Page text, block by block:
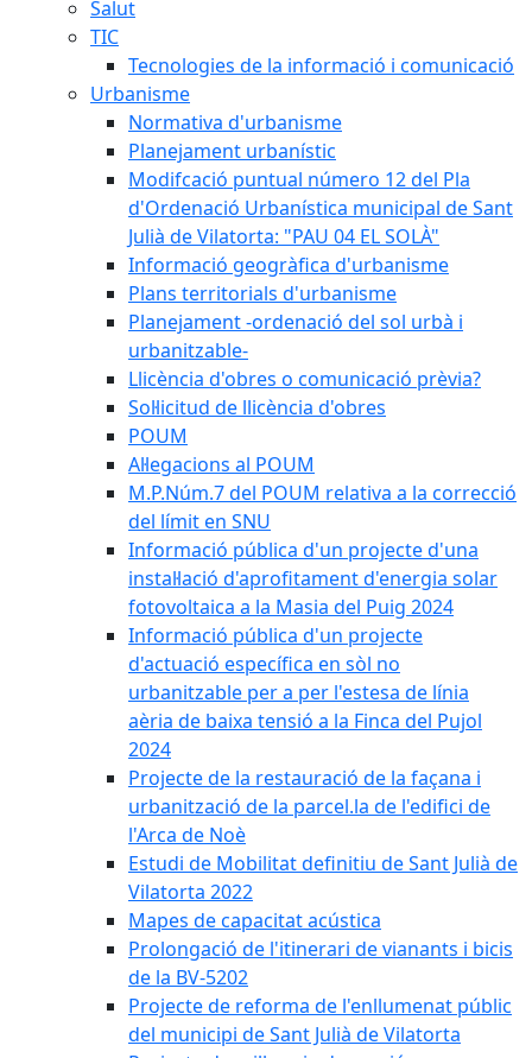
Salut
TIC
Tecnologies de la informació i comunicació
Urbanisme
Normativa d'urbanisme
Planejament urbanístic
Modifcació puntual número 12 del Pla
d'Ordenació Urbanística municipal de Sant
Julià de Vilatorta: "PAU 04 EL SOLÀ"
Informació geogràfica d'urbanisme
Plans territorials d'urbanisme
Planejament -ordenació del sol urbà i
urbanitzable-
Llicència d'obres o comunicació prèvia?
Sol·licitud de llicència d'obres
POUM
Al·legacions al POUM
M.P.Núm.7 del POUM relativa a la correcció
del límit en SNU
Informació pública d'un projecte d'una
instal·lació d'aprofitament d'energia solar
fotovoltaica a la Masia del Puig 2024
Informació pública d'un projecte
d'actuació específica en sòl no
urbanitzable per a per l'estesa de línia
aèria de baixa tensió a la Finca del Pujol
2024
Projecte de la restauració de la façana i
urbanització de la parcel.la de l'edifici de
l'Arca de Noè
Estudi de Mobilitat definitiu de Sant Julià de
Vilatorta 2022
Mapes de capacitat acústica
Prolongació de l'itinerari de vianants i bicis
de la BV-5202
Projecte de reforma de l'enllumenat públic
del municipi de Sant Julià de Vilatorta